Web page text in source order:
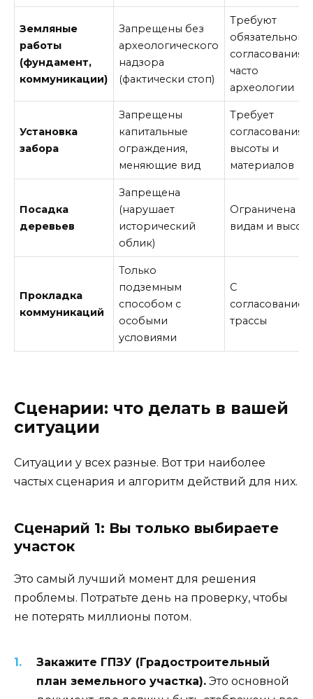
Земляные
работы
(фундамент,
коммуникации)
Запрещены без
археологического
надзора
(фактически стоп)
Требуют
обязательного
согласования и
часто
археологии
Установка
забора
Запрещены
капитальные
ограждения,
меняющие вид
Требует
согласования
высоты и
материалов
Посадка
деревьев
Запрещена
(нарушает
исторический
облик)
Ограничена по
видам и
Прокладка
коммуникаций
Только
подземным
способом с
особыми
условиями
С
согласованием
трассы
Сценарии: что делать в вашей
ситуации
Ситуации у всех разные. Вот три наиболее
частых сценария и алгоритм действий для них.
Сценарий 1: Вы только выбираете
участок
Это самый лучший момент для решения
проблемы. Потратьте день на проверку, чтобы
не потерять миллионы потом.
Закажите ГПЗУ (Градостроительный
план земельного участка). Это основной